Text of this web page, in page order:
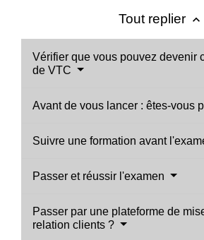
Tout replier keyboard_arrow_up
Vérifier que vous pouvez devenir
de VTC
Avant de vous lancer : êtes-vous
Suivre une formation avant
Passer et réussir l'examen
Passer par une plateforme de
relation clients ?